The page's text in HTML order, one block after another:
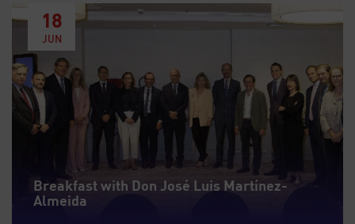
18
JUN
Breakfast with Don José Luis Martínez-
Almeida